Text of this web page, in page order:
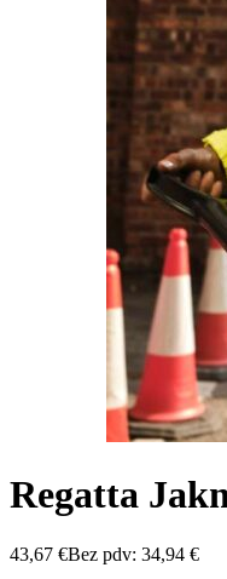
Regatta
43,67 €Bez pdv: 34,94 €